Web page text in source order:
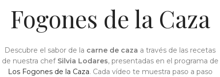
Fogones de la Caza
Descubre el sabor de la carne de caza a través de las recetas
de nuestra chef Silvia Lodares, presentadas en el programa de
Los Fogones de la Caza. Cada vídeo te muestra paso a paso